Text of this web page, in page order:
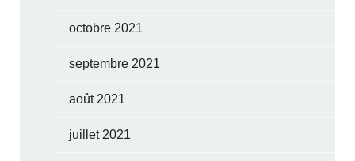
octobre 2021
septembre 2021
août 2021
juillet 2021